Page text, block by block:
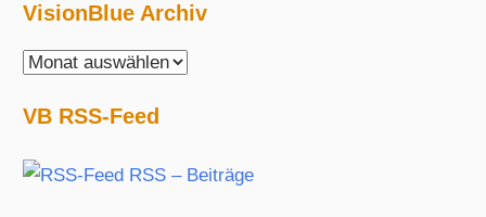
VisionBlue Archiv
VisionBlue
VB RSS-Feed
RSS – Beiträge